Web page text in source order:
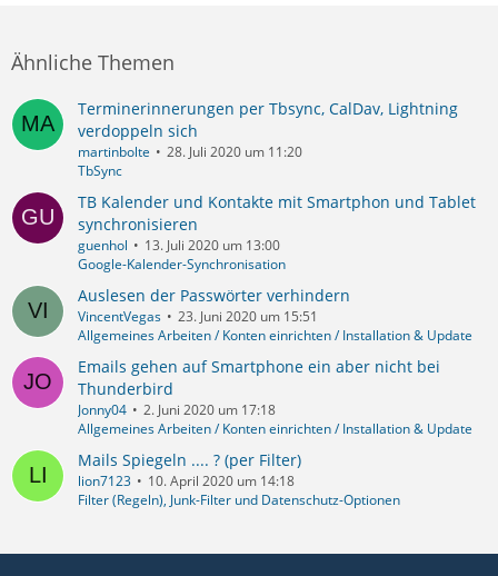
Ähnliche Themen
Terminerinnerungen per Tbsync, CalDav, Lightning
verdoppeln sich
martinbolte
28. Juli 2020 um 11:20
TbSync
TB Kalender und Kontakte mit Smartphon und Tablet
synchronisieren
guenhol
13. Juli 2020 um 13:00
Google-Kalender-Synchronisation
Auslesen der Passwörter verhindern
VincentVegas
23. Juni 2020 um 15:51
Allgemeines Arbeiten / Konten einrichten / Installation & Update
Emails gehen auf Smartphone ein aber nicht bei
Thunderbird
Jonny04
2. Juni 2020 um 17:18
Allgemeines Arbeiten / Konten einrichten / Installation & Update
Mails Spiegeln .... ? (per Filter)
lion7123
10. April 2020 um 14:18
Filter (Regeln), Junk-Filter und Datenschutz-Optionen